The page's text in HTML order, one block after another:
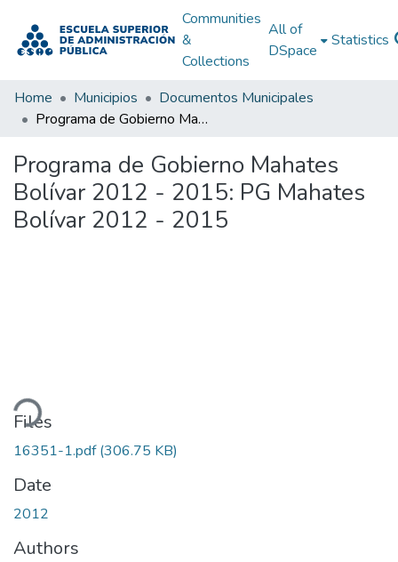
Communities
&
Collections
All of
DSpace
Statistics
Home Municipios
Documentos Municipales
Programa de Gobierno Mahates Bolívar 2012 - 2015: PG Mahates Bolívar 2012 - 2015
Programa de Gobierno Mahates
Bolívar 2012 - 2015: PG Mahates
Bolívar 2012 - 2015
Files
16351-1.pdf(306.75 KB)
Date
2012
Authors